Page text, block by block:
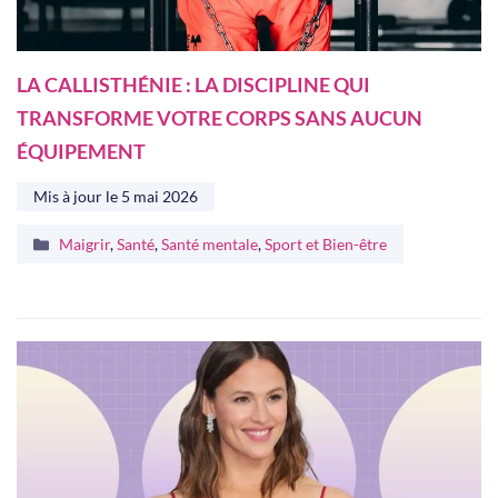
LA CALLISTHÉNIE : LA DISCIPLINE QUI
TRANSFORME VOTRE CORPS SANS AUCUN
ÉQUIPEMENT
Mis à jour le 5 mai 2026
Catégories
Maigrir,Santé,Santé mentale,Sport et Bien-être